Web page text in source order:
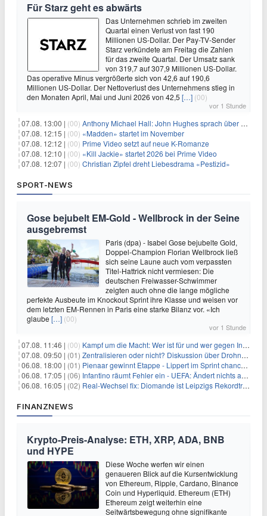
Für Starz geht es abwärts
Das Unternehmen schrieb im zweiten
Quartal einen Verlust von fast 190
Millionen US-Dollar. Der Pay-TV-Sender
Starz verkündete am Freitag die Zahlen
für das zweite Quartal. Der Umsatz sank
von 319,7 auf 307,9 Millionen US-Dollar.
Das operative Minus vergrößerte sich von 42,6 auf 190,6
Millionen US-Dollar. Der Nettoverlust des Unternehmens stieg in
den Monaten April, Mai und Juni 2026 von 42,5 […] (00)
vor 1 Stunde
07.08. 13:00 | (00) Anthony Michael Hall: John Hughes sprach über eine Fortsetzung von 'The Breakfast Club'
07.08. 12:15 | (00) «Madden» startet im November
07.08. 12:12 | (00) Prime Video setzt auf neue K-Romanze
07.08. 12:10 | (00) «Kill Jackie» startet 2026 bei Prime Video
07.08. 12:07 | (00) Christian Zipfel dreht Liebesdrama «Pestizid»
SPORT-NEWS
Gose bejubelt EM-Gold - Wellbrock in der Seine
ausgebremst
Paris (dpa) - Isabel Gose bejubelte Gold,
Doppel-Champion Florian Wellbrock ließ
sich seine Laune auch vom verpassten
Titel-Hattrick nicht vermiesen: Die
deutschen Freiwasser-Schwimmer
zeigten auch ohne die lange mögliche
perfekte Ausbeute im Knockout Sprint ihre Klasse und weisen vor
dem letzten EM-Rennen in Paris eine starke Bilanz vor. «Ich
glaube […] (00)
vor 1 Stunde
07.08. 11:46 | (00) Kampf um die Macht: Wer ist für und wer gegen Infantino?
07.08. 09:50 | (01) Zentralisieren oder nicht? Diskussion über Drohnenabwehr
06.08. 18:00 | (01) Pienaar gewinnt Etappe - Lippert im Sprint chancenlos
06.08. 17:05 | (06) Infantino räumt Fehler ein - UEFA: Ändert nichts an Boykott
06.08. 16:05 | (02) Real-Wechsel fix: Diomande ist Leipzigs Rekordtransfer
FINANZNEWS
Krypto-Preis-Analyse: ETH, XRP, ADA, BNB
und HYPE
Diese Woche werfen wir einen
genaueren Blick auf die Kursentwicklung
von Ethereum, Ripple, Cardano, Binance
Coin und Hyperliquid. Ethereum (ETH)
Ethereum zeigt weiterhin eine
Seitwärtsbewegung ohne signifikante